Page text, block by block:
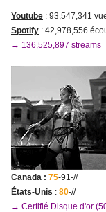
Youtube : 93,547,341
Spotify : 42,978 ,556
→ 136,525,897 streams
Canada : 75-91-//
États-Unis : 80-//
→ Certifié Disque d'or